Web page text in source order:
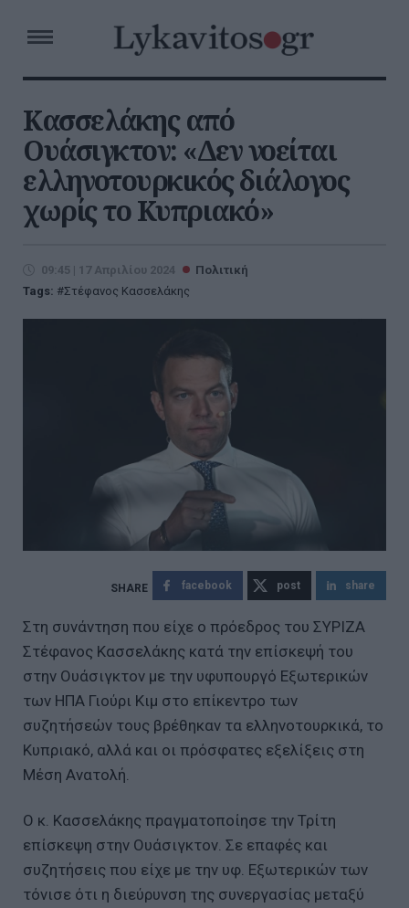
Κασσελάκης από
Ουάσιγκτον: «Δεν νοείται
ελληνοτουρκικός διάλογος
χωρίς το Κυπριακό»
09:45 | 17 Απριλίου 2024
Πολιτική
Tags:
Στέφανος Κασσελάκης
facebook post share
Στη συνάντηση που είχε ο πρόεδρος του ΣΥΡΙΖΑ
Στέφανος Κασσελάκης κατά την επίσκεψή του
στην Ουάσιγκτον με την υφυπουργό Εξωτερικών
των ΗΠΑ Γιούρι Κιμ στο επίκεντρο των
συζητήσεών τους βρέθηκαν τα ελληνοτουρκικά, το
Κυπριακό, αλλά και οι πρόσφατες εξελίξεις στη
Μέση Ανατολή.
Ο κ. Κασσελάκης πραγματοποίησε την Τρίτη
επίσκεψη στην Ουάσιγκτον. Σε επαφές και
συζητήσεις που είχε με την υφ. Εξωτερικών των
τόνισε ότι η διεύρυνση της συνεργασίας μεταξύ